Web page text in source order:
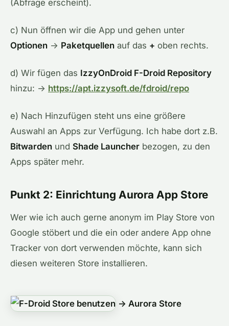
(Abfrage erscheint).
c) Nun öffnen wir die App und gehen unter
Optionen → Paketquellen auf das + oben rechts.
d) Wir fügen das IzzyOnDroid F-Droid Repository
hinzu: → https://apt.izzysoft.de/fdroid/repo
e) Nach Hinzufügen steht uns eine größere
Auswahl an Apps zur Verfügung. Ich habe dort z.B.
Bitwarden und Shade Launcher bezogen, zu den
Apps später mehr.
Punkt 2: Einrichtung Aurora App Store
Wer wie ich auch gerne anonym im Play Store von
Google stöbert und die ein oder andere App ohne
Tracker von dort verwenden möchte, kann sich
diesen weiteren Store installieren.
→ Aurora Store